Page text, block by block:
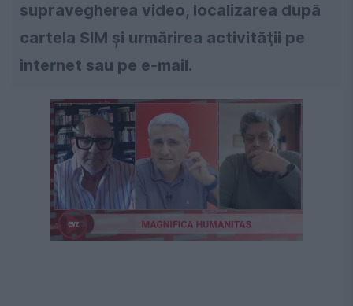
supravegherea video, localizarea după
cartela SIM şi urmărirea activităţii pe
internet sau pe e-mail.